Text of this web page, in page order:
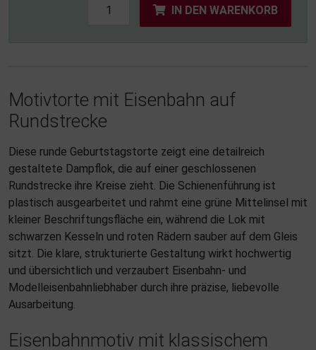
IN DEN WARENKORB
Motivtorte mit Eisenbahn auf
Rundstrecke
Diese runde Geburtstagstorte zeigt eine detailreich
gestaltete Dampflok, die auf einer geschlossenen
Rundstrecke ihre Kreise zieht. Die Schienenführung ist
plastisch ausgearbeitet und rahmt eine grüne Mittelinsel mit
kleiner Beschriftungsfläche ein, während die Lok mit
schwarzen Kesseln und roten Rädern sauber auf dem Gleis
sitzt. Die klare, strukturierte Gestaltung wirkt hochwertig
und übersichtlich und verzaubert Eisenbahn- und
Modelleisenbahnliebhaber durch ihre präzise, liebevolle
Ausarbeitung.
Eisenbahnmotiv mit klassischem